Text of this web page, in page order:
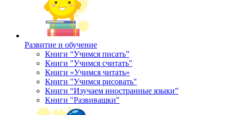
Развитие и обучение
Книги “Учимся писать”
Книги "Учимся считать"
Книги «Учимся читать»
Книги "Учимся рисовать"
Книги “Изучаем иностранные языки”
Книги "Развивашки"